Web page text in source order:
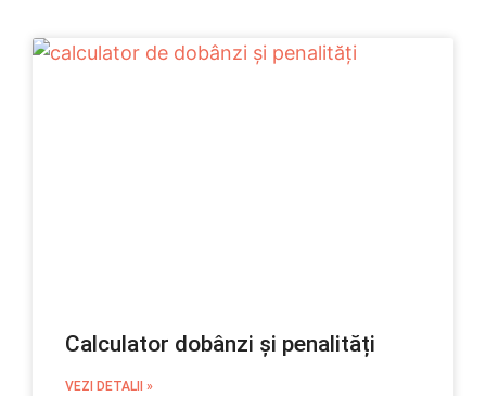
Calculator dobânzi și penalități
VEZI DETALII »